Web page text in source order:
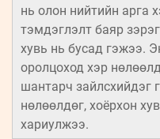
нь олон нийтийн арга
тэмдэглэлт баяр
хувь нь бусад гэжээ.
оролцоход хэр
шантарч зайлсхийдэг
нөлөөлдөг, хоёрхон
хариулжээ.